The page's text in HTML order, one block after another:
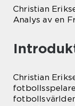
Christian
Analys av en
Christian